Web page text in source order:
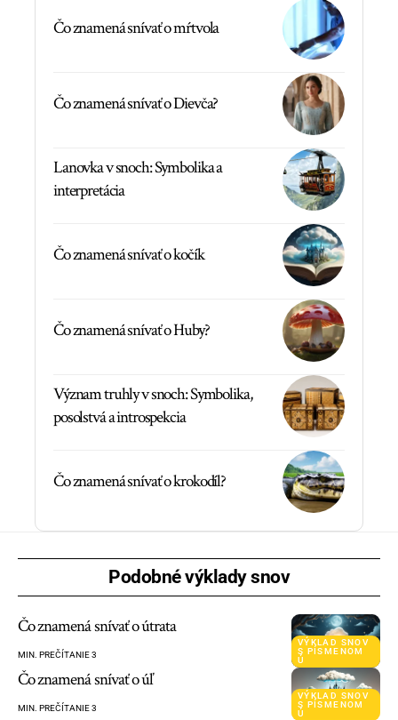
Čo znamená snívať o mŕtvola
Čo znamená snívať o Dievča?
Lanovka v snoch: Symbolika a
interpretácia
Čo znamená snívať o kočík
Čo znamená snívať o Huby?
Význam truhly v snoch: Symbolika,
posolstvá a introspekcia
Čo znamená snívať o krokodíl?
Podobné výklady snov
VÝKLAD SNOV
S PÍSMENOM
Ú
Čo znamená snívať o útrata
MIN. PREČÍTANIE 3
VÝKLAD SNOV
S PÍSMENOM
Ú
Čo znamená snívať o úľ
MIN. PREČÍTANIE 3